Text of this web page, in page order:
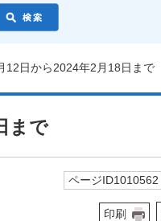
12日から2024年2月18日まで
まで
ページID1010562
印刷